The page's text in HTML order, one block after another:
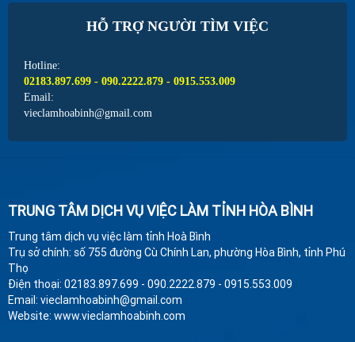
HỖ TRỢ NGƯỜI TÌM VIỆC
Hotline:
02183.897.699 - 090.2222.879 - 0915.553.009
Email:
vieclamhoabinh@gmail.com
TRUNG TÂM DỊCH VỤ VIỆC LÀM TỈNH HÒA BÌNH
Trung tâm dịch vụ việc làm tỉnh Hoà Bình
Trụ sở chính: số 755 đường Cù Chính Lan, phường Hòa Bình, tỉnh Phú
Thọ
Điện thoại: 02183.897.699 - 090.2222.879 - 0915.553.009
Email: vieclamhoabinh@gmail.com
Website: www.vieclamhoabinh.com